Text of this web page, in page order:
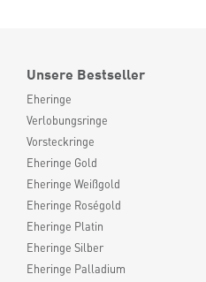
Unsere Bestseller
Eheringe
Verlobungsringe
Vorsteckringe
Eheringe Gold
Eheringe Weißgold
Eheringe Roségold
Eheringe Platin
Eheringe Silber
Eheringe Palladium